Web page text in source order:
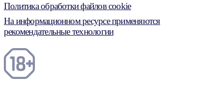
Политика обработки файлов cookie
На информационном ресурсе применяются
рекомендательные технологии